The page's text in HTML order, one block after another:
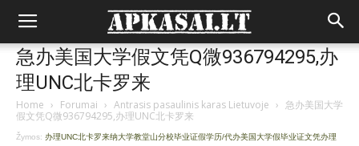
急办美国大学假文凭Q微936794295,办
理UNC北卡罗来
Home › Forumai › Antrasis pasaulinis karas Lietuvoje › 急办美国大学
假文凭Q微936794295,办理UNC北卡罗来
Žymos: 办理UNC北卡罗来纳大学教堂山分校毕业证假学历/代办美国大学假毕业证文凭办理